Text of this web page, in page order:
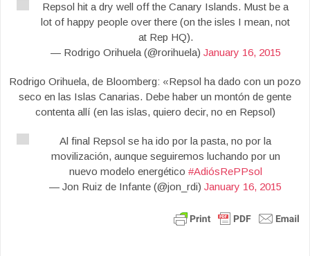
Repsol hit a dry well off the Canary Islands. Must be a
lot of happy people over there (on the isles I mean, not
at Rep HQ).
— Rodrigo Orihuela (@rorihuela) January 16, 2015
Rodrigo Orihuela, de Bloomberg: «Repsol ha dado con un pozo
seco en las Islas Canarias. Debe haber un montón de gente
contenta allí (en las islas, quiero decir, no en Repsol)
Al final Repsol se ha ido por la pasta, no por la
movilización, aunque seguiremos luchando por un
nuevo modelo energético #AdiósRePPsol
— Jon Ruiz de Infante (@jon_rdi) January 16, 2015